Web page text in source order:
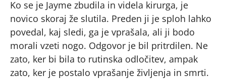
Ko se je Jayme zbudila in videla kirurga, je
novico skoraj že slutila. Preden ji je sploh lahko
povedal, kaj sledi, ga je vprašala, ali ji bodo
morali vzeti nogo. Odgovor je bil pritrdilen. Ne
zato, ker bi bila to rutinska odločitev, ampak
zato, ker je postalo vprašanje življenja in smrti.